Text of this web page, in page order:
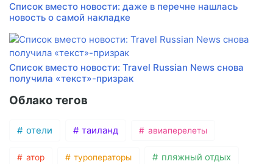
Список вместо новости: даже в перечне нашлась
новость о самой накладке
Список вместо новости: Travel Russian News снова
получила «текст»-призрак
Облако тегов
отели таиланд авиаперелеты
атор туроператоры пляжный отдых